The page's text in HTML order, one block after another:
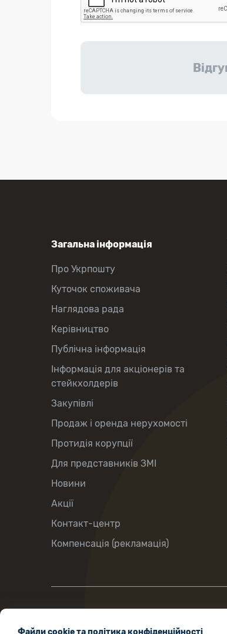
Файли cookie та політика конфіденційності
Загальна інформація
Про Укрпошту
Куточок споживача
Наглядова рада
Керівництво
Публічна інформація
Інформація для акціонерів та
стейкхолдерів
Закупівлі
Продаж і оренда нерухомості
Протидія корупції
Для представників ЗМІ
Новини
Акції
Контакт-центр
Компенсація (рекламація)